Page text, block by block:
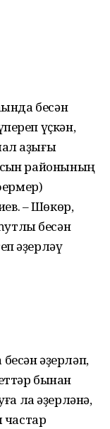
бесән
үҫкән,
аҙығы
районының
– Шөкөр,
бесән
әҙерләү
әҙерләп,
бынан
ла әҙерләнә,